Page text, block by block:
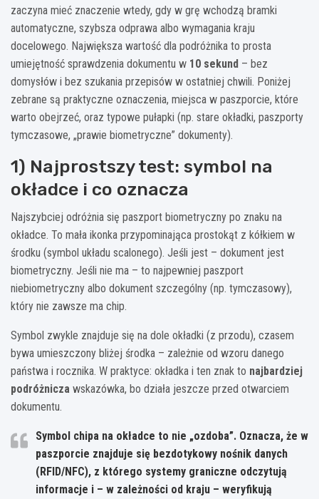
zaczyna mieć znaczenie wtedy, gdy w grę wchodzą bramki
automatyczne, szybsza odprawa albo wymagania kraju
docelowego. Największa wartość dla podróżnika to prosta
umiejętność sprawdzenia dokumentu w 10 sekund – bez
domysłów i bez szukania przepisów w ostatniej chwili. Poniżej
zebrane są praktyczne oznaczenia, miejsca w paszporcie, które
warto obejrzeć, oraz typowe pułapki (np. stare okładki, paszporty
tymczasowe, „prawie biometryczne” dokumenty).
1) Najprostszy test: symbol na
okładce i co oznacza
Najszybciej odróżnia się paszport biometryczny po znaku na
okładce. To mała ikonka przypominająca prostokąt z kółkiem w
środku (symbol układu scalonego). Jeśli jest – dokument jest
biometryczny. Jeśli nie ma – to najpewniej paszport
niebiometryczny albo dokument szczególny (np. tymczasowy),
który nie zawsze ma chip.
Symbol zwykle znajduje się na dole okładki (z przodu), czasem
bywa umieszczony bliżej środka – zależnie od wzoru danego
państwa i rocznika. W praktyce: okładka i ten znak to najbardziej
podróżnicza wskazówka, bo działa jeszcze przed otwarciem
dokumentu.
Symbol chipa na okładce to nie „ozdoba”. Oznacza, że w
paszporcie znajduje się bezdotykowy nośnik danych
(RFID/NFC), z którego systemy graniczne odczytują
informacje i – w zależności od kraju – weryfikują